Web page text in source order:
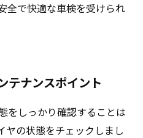
全で快適な車検を受けられ
テナンスポイント
をしっかり確認することは
ヤの状態をチェックしまし